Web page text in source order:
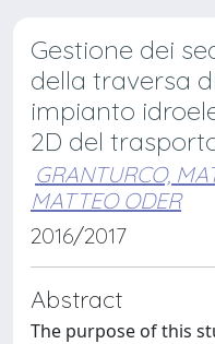
Gestione dei
della traversa
impianto
2D del
GRANTURCO,
MATTEO ODER
2016/2017
Abstract
The purpose of this